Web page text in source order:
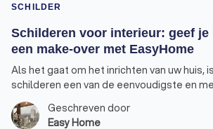
SCHILDER
Schilderen voor interieur: geef je
een make-over met EasyHome
Als het gaat om het inrichten van uw huis, is
schilderen een van de eenvoudigste en
effectieve manieren om een totaal nieuwe
uitstraling te creëren. Of u nu een
Geschreven door
Easy Home